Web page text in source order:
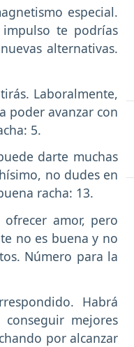
especial.
te podrías
alternativas.
Laboralmente,
poder avanzar con
5.
darte muchas
no dudes en
racha: 13.
amor, pero
no es buena y no
Número para la
Habrá
mejores
por alcanzar